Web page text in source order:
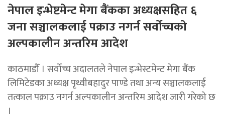
नेपाल इन्भेष्टमेन्ट मेगा बैंकका अध्यक्षसहित ६
जना सञ्चालकलाई पक्राउ नगर्न सर्वोच्चको
अल्पकालीन अन्तरिम आदेश
काठमाडौँ । सर्वोच्च अदालतले नेपाल इन्भेस्टमेन्ट मेगा बैंक
लिमिटेडका अध्यक्ष पृथ्वीबहादुर पाण्डे तथा अन्य सञ्चालकलाई
तत्काल पक्राउ नगर्न अल्पकालीन अन्तरिम आदेश जारी गरेको छ
।